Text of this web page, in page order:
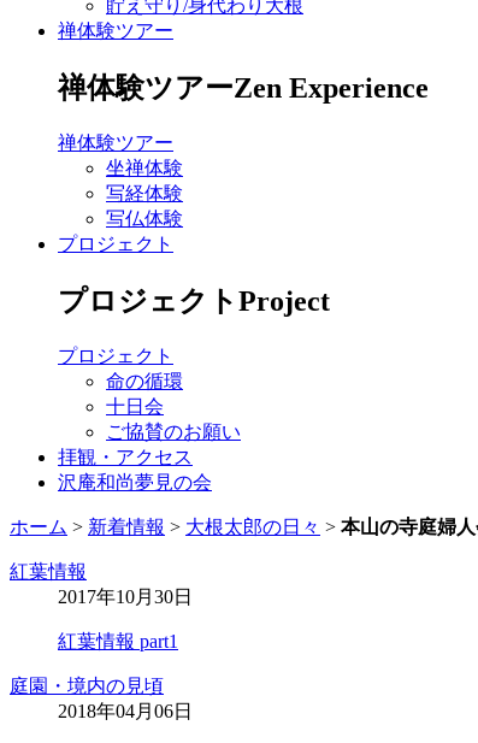
貯え守り/身代わり大根
禅体験ツアー
禅体験ツアーZen Experience
禅体験ツアー
坐禅体験
写経体験
写仏体験
プロジェクト
プロジェクトProject
プロジェクト
命の循環
十日会
ご協賛のお願い
拝観・アクセス
沢庵和尚夢見の会
ホーム > 新着情報 > 大根太郎の日々 > 本山の寺庭婦
紅葉情報
2017年10月30日
紅葉情報 part1
庭園・境内の見頃
2018年04月06日